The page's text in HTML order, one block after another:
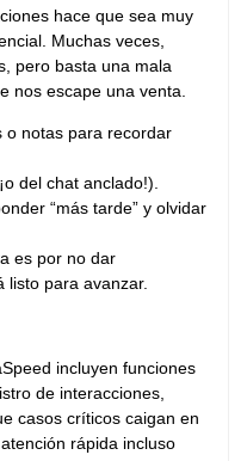
hace que sea muy
Muchas veces,
pero basta una mala
nos escape una venta.
o notas para recordar
del chat anclado!).
“más tarde” y olvidar
es por no dar
listo para avanzar.
incluyen funciones
de interacciones,
casos críticos caigan en
rápida incluso